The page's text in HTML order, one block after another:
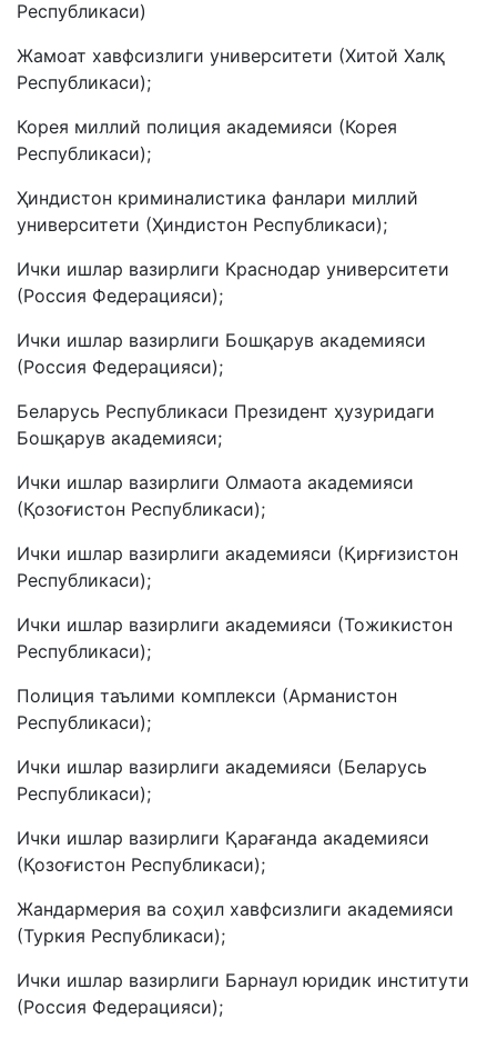
Республикаси)
Жамоат хавфсизлиги университети (Хитой Халқ
Республикаси);
Корея миллий полиция академияси (Корея
Республикаси);
Ҳиндистон криминалистика фанлари миллий
университети (Ҳиндистон Республикаси);
Ички ишлар вазирлиги Краснодар университети
(Россия Федерацияси);
Ички ишлар вазирлиги Бошқарув академияси
(Россия Федерацияси);
Беларусь Республикаси Президент ҳузуридаги
Бошқарув академияси;
Ички ишлар вазирлиги Олмаота академияси
(Қозоғистон Республикаси);
Ички ишлар вазирлиги академияси (Қирғизистон
Республикаси);
Ички ишлар вазирлиги академияси (Тожикистон
Республикаси);
Полиция таълими комплекси (Арманистон
Республикаси);
Ички ишлар вазирлиги академияси (Беларусь
Республикаси);
Ички ишлар вазирлиги Қарағанда академияси
(Қозоғистон Республикаси);
Жандармерия ва соҳил хавфсизлиги академияси
(Туркия Республикаси);
Ички ишлар вазирлиги Барнаул юридик институти
(Россия Федерацияси);